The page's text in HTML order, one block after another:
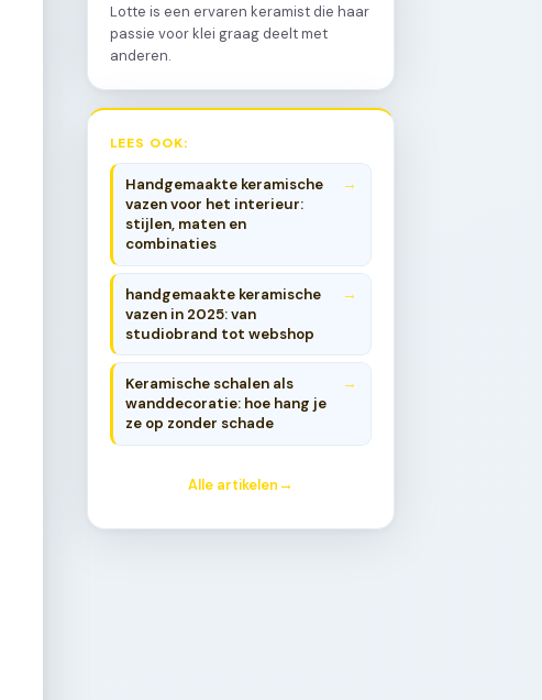
Lotte is een ervaren keramist die haar
passie voor klei graag deelt met
anderen.
LEES OOK:
Handgemaakte keramische
vazen voor het interieur:
stijlen, maten en
combinaties
handgemaakte keramische
vazen in 2025: van
studiobrand tot webshop
Keramische schalen als
wanddecoratie: hoe hang je
ze op zonder schade
Alle artikelen